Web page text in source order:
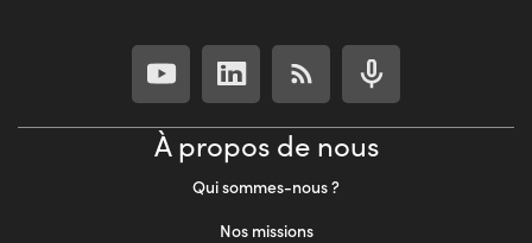
À propos de nous
Qui sommes-nous ?
Nos missions